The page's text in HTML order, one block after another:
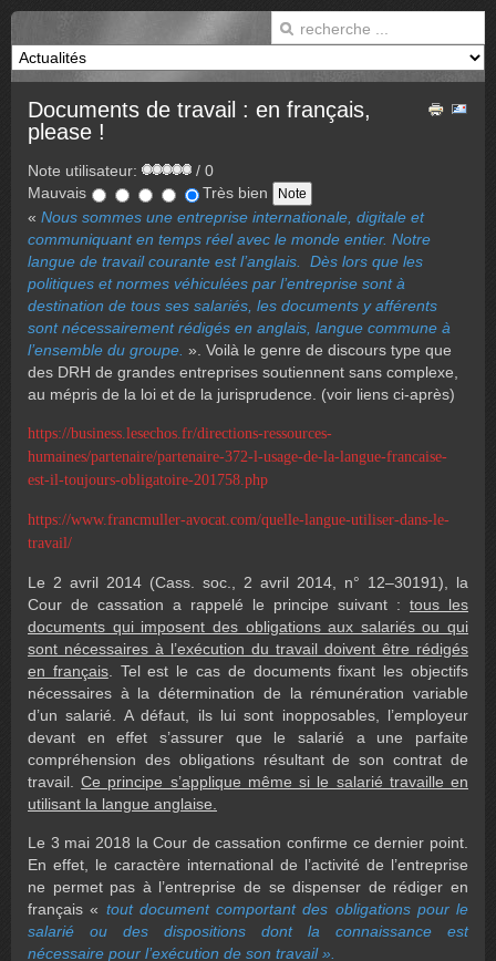
Documents de travail : en français,
please !
Note utilisateur:
/ 0
Mauvais
Très bien
« Nous sommes une entreprise internationale, digitale et
communiquant en temps réel avec le monde entier. Notre
langue de travail courante est l’anglais. Dès lors que les
politiques et normes véhiculées par l’entreprise sont à
destination de tous ses salariés, les documents y afférents
sont nécessairement rédigés en anglais, langue commune à
l’ensemble du groupe. ». Voilà le genre de discours type que
des DRH de grandes entreprises soutiennent sans complexe,
au mépris de la loi et de la jurisprudence. (voir liens ci-après)
https://business.lesechos.fr/directions-ressources-
humaines/partenaire/partenaire-372-l-usage-de-la-langue-francaise-
est-il-toujours-obligatoire-201758.php
https://www.francmuller-avocat.com/quelle-langue-utiliser-dans-le-
travail/
Le 2 avril 2014 (Cass. soc., 2 avril 2014, n° 12–30191), la
Cour de cassation a rappelé le principe suivant : tous les
documents qui imposent des obligations aux salariés ou qui
sont nécessaires à l’exécution du travail doivent être rédigés
en français. Tel est le cas de documents fixant les objectifs
nécessaires à la détermination de la rémunération variable
d’un salarié. A défaut, ils lui sont inopposables, l’employeur
devant en effet s’assurer que le salarié a une parfaite
compréhension des obligations résultant de son contrat de
travail.Ce principe s’applique même si le salarié travaille en
utilisant la langue anglaise.
Le 3 mai 2018 la Cour de cassation confirme ce dernier point.
En effet, le caractère international de l’activité de l’entreprise
ne permet pas à l’entreprise de se dispenser de rédiger en
français « tout document comportant des obligations pour le
salarié ou des dispositions dont la connaissance est
nécessaire pour l’exécution de son travail ».